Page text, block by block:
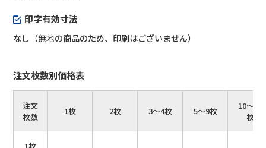
印字有効寸法
なし（無地の商品のため、印刷はございません）
注文枚数別価格表
注文
枚数
1枚 2枚 3～4枚 5～9枚
10～50
枚